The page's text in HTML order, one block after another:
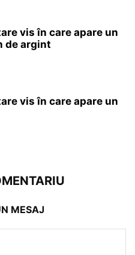
vis în care apare un
de argint
vis în care apare un
MESAJ